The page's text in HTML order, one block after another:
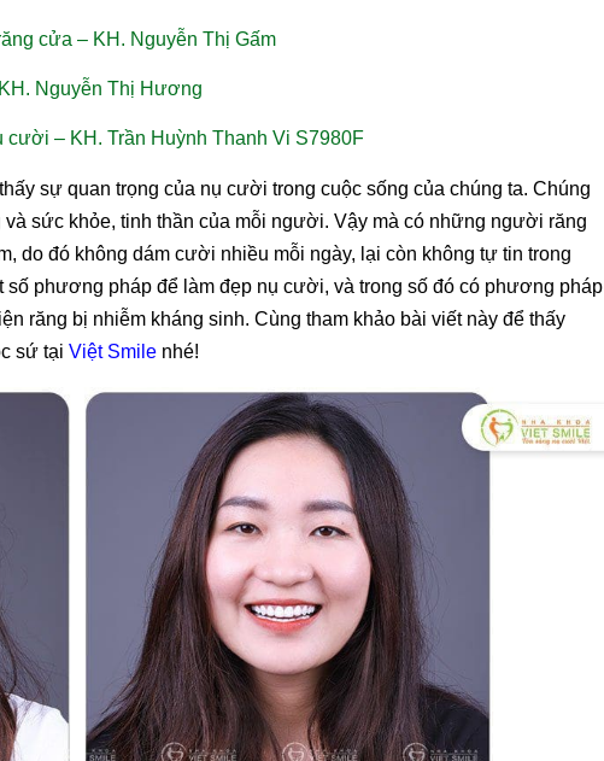
cửa – KH. Nguyễn Thị Gấm
Nguyễn Thị Hương
– KH. Trần Huỳnh Thanh Vi S7980F
sự quan trọng của nụ cười trong cuộc sống của chúng ta. Chúng
sức khỏe, tinh thần của mỗi người. Vậy mà có những người răng
do đó không dám cười nhiều mỗi ngày, lại còn không tự tin trong
phương pháp để làm đẹp nụ cười, và trong số đó có phương pháp
răng bị nhiễm kháng sinh. Cùng tham khảo bài viết này để thấy
sứ tại Việt Smile nhé!